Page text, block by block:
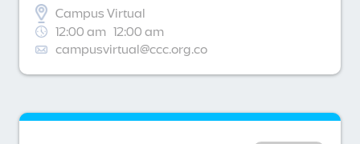
Campus Virtual
12:00 am 12:00 am
campusvirtual@ccc.org.co